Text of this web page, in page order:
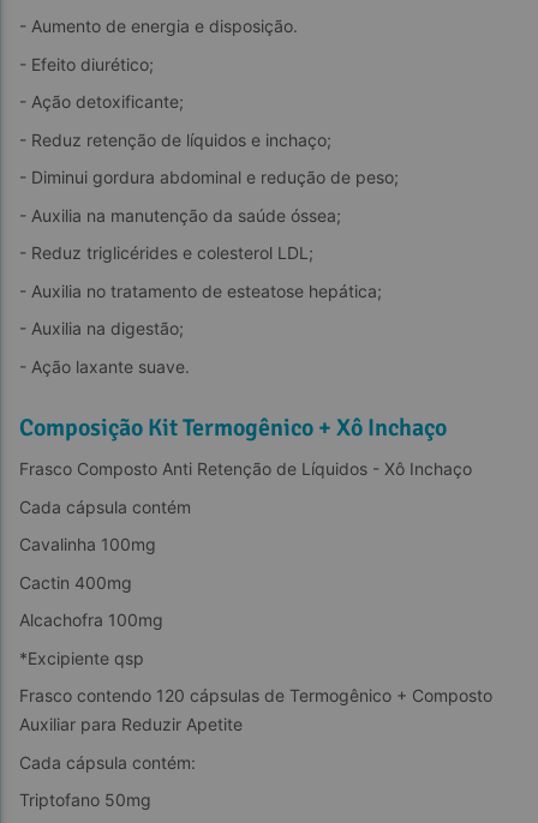
- Aumento de energia e disposição.
- Efeito diurético;
- Ação detoxificante;
- Reduz retenção de líquidos e inchaço;
- Diminui gordura abdominal e redução de peso;
- Auxilia na manutenção da saúde óssea;
- Reduz triglicérides e colesterol LDL;
- Auxilia no tratamento de esteatose hepática;
- Auxilia na digestão;
- Ação laxante suave.
Composição Kit Termogênico + Xô Inchaço
Frasco Composto Anti Retenção de Líquidos - Xô Inchaço
Cada cápsula contém
Cavalinha 100mg
Cactin 400mg
Alcachofra 100mg
*Excipiente qsp
Frasco contendo 120 cápsulas de Termogênico + Composto
Auxiliar para Reduzir Apetite
Cada cápsula contém:
Triptofano 50mg